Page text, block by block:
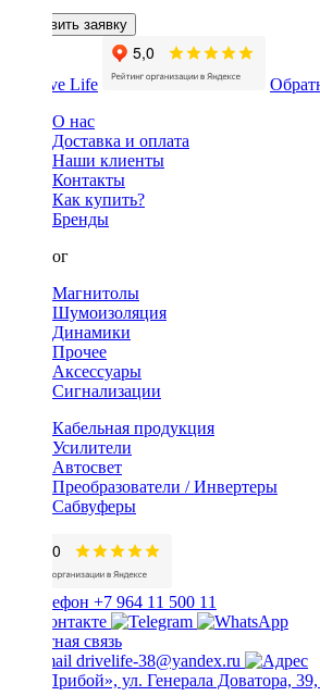
Оставить заявку
О нас
Доставка и оплата
Наши клиенты
Контакты
Как купить?
Бренды
Каталог
Магнитолы
Шумоизоляция
Динамики
Прочее
Аксессуары
Сигнализации
Кабельная продукция
Усилители
Автосвет
Преобразователи / Инвертеры
Сабвуферы
+7 964 11 500 11
Обратная связь
drivelife-38@yandex.ru
ТЦ «Прибой», ул. Генерала Доватора,